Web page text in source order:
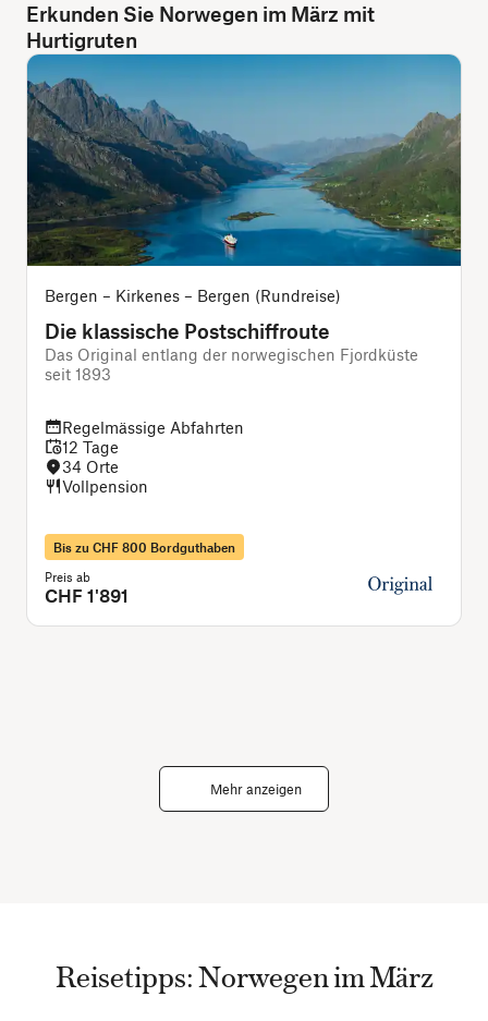
Erkunden Sie Norwegen im März mit
Hurtigruten
Bergen – Kirkenes – Bergen (Rundreise)
Die klassische Postschiffroute
Das Original entlang der norwegischen Fjordküste
seit 1893
Regelmässige Abfahrten
12 Tage
34 Orte
Vollpension
Bis zu CHF 800 Bordguthaben
Preis ab
CHF 1'891
Mehr anzeigen
Reisetipps: Norwegen im März